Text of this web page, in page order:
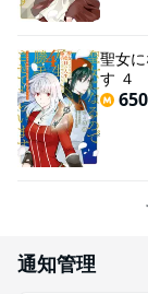
聖女
す ４
650
通知管理